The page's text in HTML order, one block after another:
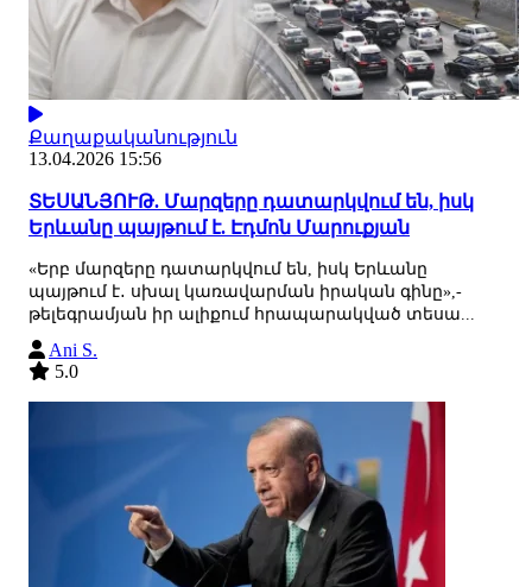
Քաղաքականություն
13.04.2026 15:56
ՏԵՍԱՆՅՈՒԹ. Մարզերը դատարկվում են, իսկ
Երևանը պայթում է. Էդմոն Մարուքյան
«Երբ մարզերը դատարկվում են, իսկ Երևանը
պայթում է․ սխալ կառավարման իրական գինը»,-
թելեգրամյան իր ալիքում հրապարակված տեսա...
Ani S.
5.0